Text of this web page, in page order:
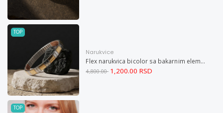
TOP
Narukvice
Flex narukvica bicolor sa bakarnim elementima XL
4,800.00 1,200.00 RSD
TOP